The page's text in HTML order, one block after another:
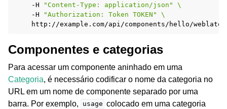
-H
"Content-Type: application/json"
\
-H
"Authorization: Token TOKEN" \
Componentes e categorias
Para acessar um componente aninhado em uma
Categoria, é necessário codificar o nome da categoria no
URL em um nome de componente separado por uma
barra. Por exemplo,
usage colocado em uma categoria